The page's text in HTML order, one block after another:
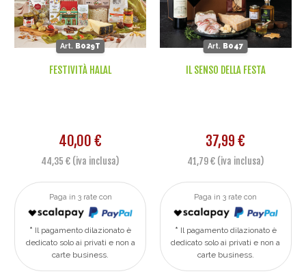
Art. B029T
FESTIVITÀ HALAL
40,00 €
44,35 € (iva inclusa)
Paga in 3 rate con
Il pagamento dilazionato è
dedicato solo ai privati e non a
carte business.
Art. B047
IL SENSO DELLA FESTA
37,99 €
41,79 € (iva inclusa)
Paga in 3 rate con
Il pagamento dilazionato è
dedicato solo ai privati e non a
carte business.